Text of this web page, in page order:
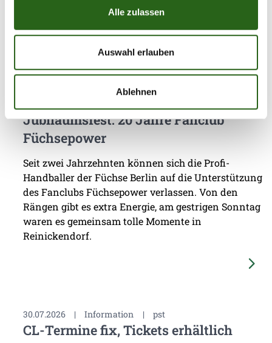
Alle zulassen
Auswahl erlauben
Ablehnen
Füchse Berlin einen packenden Schlagabtausch, der
Jubiläumsfest: 20 Jahre Fanclub
Füchsepower
Seit zwei Jahrzehnten können sich die Profi-
Handballer der Füchse Berlin auf die Unterstützung
des Fanclubs Füchsepower verlassen. Von den
Rängen gibt es extra Energie, am gestrigen Sonntag
waren es gemeinsam tolle Momente in
Reinickendorf.
30.07.2026 | Information | pst
CL-Termine fix, Tickets erhältlich